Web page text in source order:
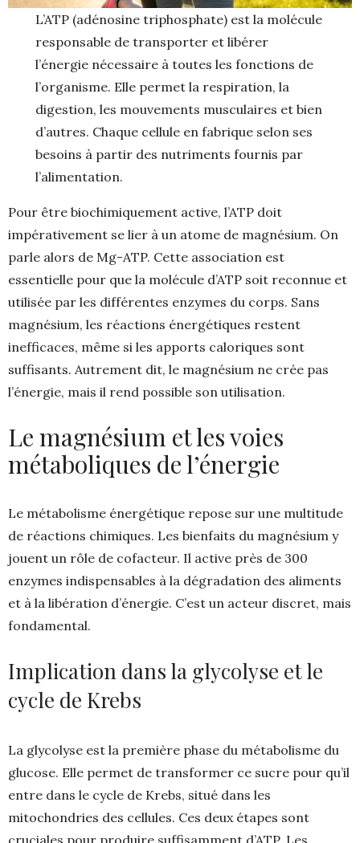
L’ATP (adénosine triphosphate) est la molécule
responsable de transporter et libérer
l’énergie nécessaire à toutes les fonctions de
l’organisme. Elle permet la respiration, la
digestion, les mouvements musculaires et bien
d’autres. Chaque cellule en fabrique selon ses
besoins à partir des nutriments fournis par
l’alimentation.
Pour être biochimiquement active, l’ATP doit
impérativement se lier à un atome de magnésium. On
parle alors de Mg-ATP. Cette association est
essentielle pour que la molécule d’ATP soit reconnue et
utilisée par les différentes enzymes du corps. Sans
magnésium, les réactions énergétiques restent
inefficaces, même si les apports caloriques sont
suffisants. Autrement dit, le magnésium ne crée pas
l’énergie, mais il rend possible son utilisation.
Le magnésium et les voies
métaboliques de l’énergie
Le métabolisme énergétique repose sur une multitude
de réactions chimiques. Les bienfaits du magnésium y
jouent un rôle de cofacteur. Il active près de 300
enzymes indispensables à la dégradation des aliments
et à la libération d’énergie. C’est un acteur discret, mais
fondamental.
Implication dans la glycolyse et le
cycle de Krebs
La glycolyse est la première phase du métabolisme du
glucose. Elle permet de transformer ce sucre pour qu’il
entre dans le cycle de Krebs, situé dans les
mitochondries des cellules. Ces deux étapes sont